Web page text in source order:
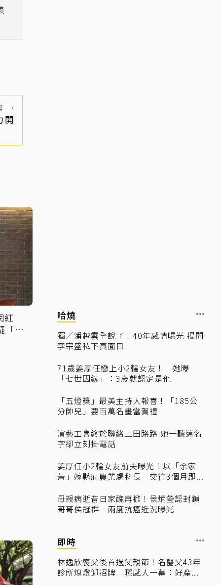
→
開
紅
「早
哈燒
獨／潘越雲全說了！40年感情曝光 揭開
李宗盛私下真面目
71歲姜厚任戀上小2輪女友！ 她曝
「七世因緣」：3歲就認定是他
「五燈獎」最美主持人報喜！「185公
分帥兒」要百萬名畫當賀禮
演藝工會終於聯絡上田路路 她一聽這名
字卻立刻掛電話
姜厚任小2輪女友前夫曝光！以「余家
菁」嫁縣府農業處科長 交往3個月即...
母親病逝昔日家醜再掀！侯炳瑩認封鎖
哥哥侯冠群 兩度抗癌近況曝光
即時
林逸欣喪父後首過父親節！名醫父43年
診所熄燈卸招牌 曬感人一幕：好產...